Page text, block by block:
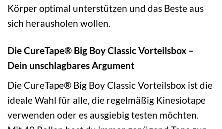
Körper optimal unterstützen und das Beste aus
sich herausholen wollen.
Die CureTape® Big Boy Classic Vorteilsbox –
Dein unschlagbares Argument
Die CureTape® Big Boy Classic Vorteilsbox ist die
ideale Wahl für alle, die regelmäßig Kinesiotape
verwenden oder es ausgiebig testen möchten.